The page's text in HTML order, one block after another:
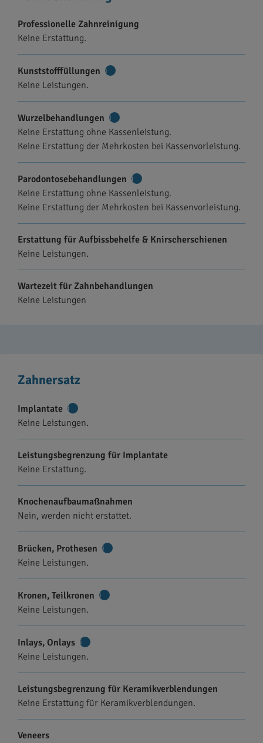
Professionelle Zahnreinigung
Keine Erstattung.
Kunststofffüllungen
Keine Leistungen.
Wurzelbehandlungen
Informationen
Keine Erstattung ohne Kassenleistung.
Keine Erstattung der Mehrkosten bei Kassenvorleistung.
Parodontosebehandlungen
Informationen
Keine Erstattung ohne Kassenleistung.
Keine Erstattung der Mehrkosten bei Kassenvorleistung.
Erstattung für Aufbissbehelfe & Knirscherschienen
Keine Leistungen.
Wartezeit für Zahnbehandlungen
Keine Leistungen
Zahnersatz
Implantate
Informationen
Keine Leistungen.
Leistungsbegrenzung für Implantate
Keine Erstattung.
Knochenaufbaumaßnahmen
Nein, werden nicht erstattet.
Brücken, Prothesen
Keine Leistungen.
Kronen, Teilkronen
Keine Leistungen.
Inlays, Onlays
Informationen
Keine Leistungen.
Leistungsbegrenzung für Keramikverblendungen
Keine Erstattung für Keramikverblendungen.
Veneers